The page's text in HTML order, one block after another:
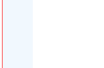
护两千群众安居梦
重庆假期公益托管服务深度观察
有你期待的重庆公司减资规则吗？
司法所走进平安社区开展未成年人
2026年7月份认定符合特殊工种从